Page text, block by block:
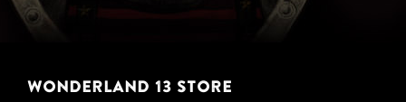
WONDERLAND 13 STORE